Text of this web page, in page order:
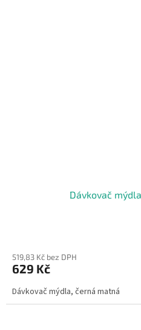
Dávkovač
519,83 Kč bez DPH
629 Kč
Dávkovač mýdla, černá matná